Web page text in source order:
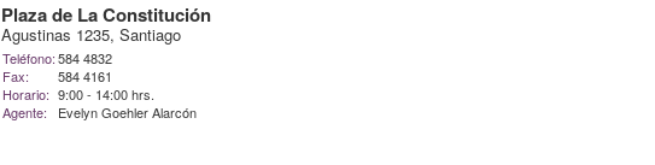
Plaza de La Constitución
Agustinas 1235, Santiago
Teléfono:584 4832
Fax:
584 4161
Horario: 9:00 - 14:00 hrs.
Agente:
Evelyn Goehler Alarcón